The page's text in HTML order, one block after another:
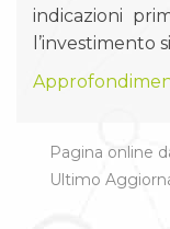
indicazioni
l’investimento
Pagina online
Ultimo